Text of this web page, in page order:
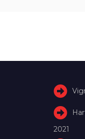
2021